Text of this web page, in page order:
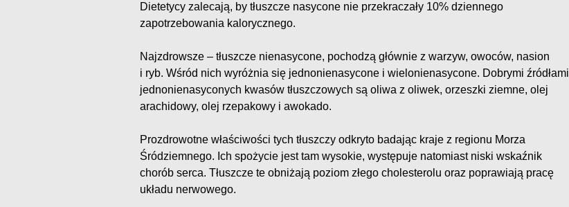
Dietetycy zalecają, by tłuszcze nasycone nie przekraczały 10% dziennego
zapotrzebowania kalorycznego.
Najzdrowsze – tłuszcze nienasycone, pochodzą głównie z warzyw, owoców, nasion
i ryb. Wśród nich wyróżnia się jednonienasycone i wielonienasycone. Dobrymi źródłami
jednonienasyconych kwasów tłuszczowych są oliwa z oliwek, orzeszki ziemne, olej
arachidowy, olej rzepakowy i awokado.
Prozdrowotne właściwości tych tłuszczy odkryto badając kraje z regionu Morza
Śródziemnego. Ich spożycie jest tam wysokie, występuje natomiast niski wskaźnik
chorób serca. Tłuszcze te obniżają poziom złego cholesterolu oraz poprawiają pracę
układu nerwowego.